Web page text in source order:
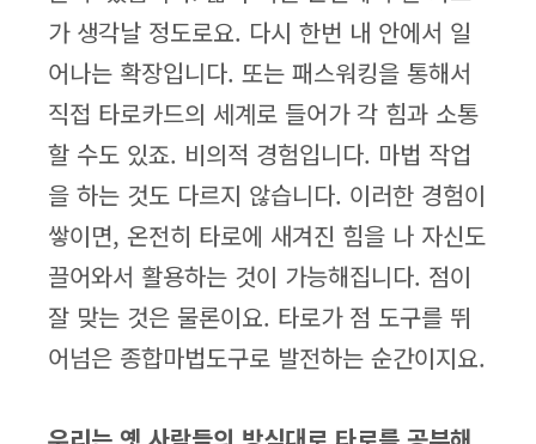
가 생각날 정도로요. 다시 한번 내 안에서 일
어나는 확장입니다. 또는 패스워킹을 통해서
직접 타로카드의 세계로 들어가 각 힘과 소통
할 수도 있죠. 비의적 경험입니다. 마법 작업
을 하는 것도 다르지 않습니다. 이러한 경험이
쌓이면, 온전히 타로에 새겨진 힘을 나 자신도
끌어와서 활용하는 것이 가능해집니다. 점이
잘 맞는 것은 물론이요. 타로가 점 도구를 뛰
어넘은 종합마법도구로 발전하는 순간이지요.